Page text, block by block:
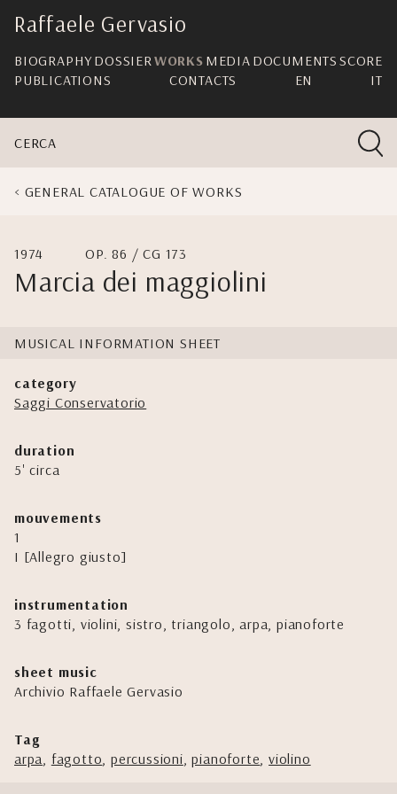
navigation
Raffaele Gervasio
BIOGRAPHYDOSSIERWORKS MEDIA DOCUMENTS SCORE
PUBLICATIONS
CONTACTS EN IT
CERCA
GENERAL CATALOGUE OF WORKS
1974 OP. 86 / CG 173
Marcia dei maggiolini
MUSICAL INFORMATION SHEET
category
Saggi Conservatorio
duration
5' circa
mouvements
1
I [Allegro giusto]
instrumentation
3 fagotti, violini, sistro, triangolo, arpa, pianoforte
sheet music
Archivio Raffaele Gervasio
Tag
arpa, fagotto,percussioni,pianoforte,violino